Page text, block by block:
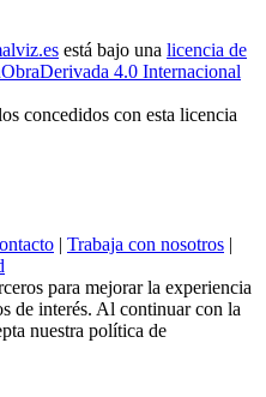
está bajo una licencia de
4.0 Internacional
concedidos con esta licencia
| Trabaja con nosotros |
para mejorar la experiencia
de interés. Al continuar con la
nuestra política de